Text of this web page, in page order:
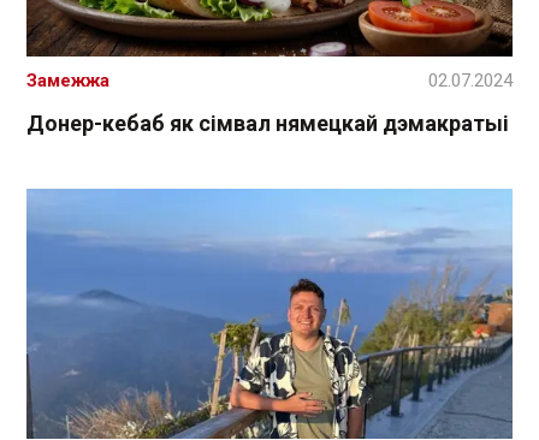
Донер-кебаб як сімвал нямецкай дэмакратыі
Замежжа 02.07.2024